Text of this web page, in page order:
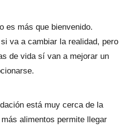
es más que bienvenido.
va a cambiar la realidad, pero
de vida sí van a mejorar un
está muy cerca de la
alimentos permite llegar